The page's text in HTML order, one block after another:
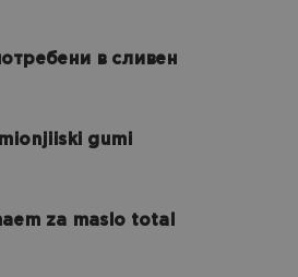
в сливен
gumi
za maslo total